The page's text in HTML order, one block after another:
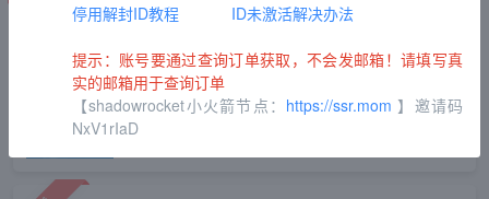
¥25.00
长效全新美国outlook邮箱（可改密）
停用解封ID教程 ID未激活解决办法
提示：账号要通过查询订单获取，不会发邮箱！请填写真
实的邮箱用于查询订单
【shadowrocket小火箭节点： https://ssr.mom 】邀请码
NxV1rIaD